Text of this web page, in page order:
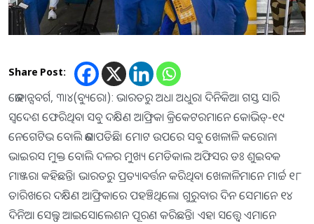
Share Post:
ଜୋହାନ୍ସବର୍ଗ, ୩।୪(ବ୍ୟୁରୋ): ଭାରତରୁ ଅଧା ଅଧୁରା ଦିନିକିଆ ଗସ୍ତ ସାରି
ସ୍ବଦେଶ ଫେରିଥିବା ସବୁ ଦକ୍ଷିଣ ଆଫ୍ରିକା କ୍ରିକେଟରମାନେ କୋଭିଡ୍‌-୧୯
ନେଗେଟିଭ ବୋଲି ଜଣାପଡିଛି। ମୋଟ ଉପରେ ସବୁ ଖେଳାଳି କରୋନା
ଭାଇରସ ମୁକ୍ତ ବୋଲି ଦଳର ମୁଖ୍ୟ ମେଡିକାଲ ଅଫିସର ଡଃ ଶୁଇବକ
ମାଞ୍ଜରା କହିଛନ୍ତି। ଭାରତରୁ ପ୍ରତ୍ୟାବର୍ତ୍ତନ କରିଥିବା ଖେଳାଳିମାନେ ମାର୍ଚ୍ଚ ୧୮
ତାରିଖରେ ଦକ୍ଷିଣ ଆଫ୍ରିକାରେ ପହଞ୍ଚିଥିଲେ। ଗୁରୁବାର ଦିନ ସେମାନେ ୧୪
ଦିନିଆ ସେଲ୍ଫ ଆଇସୋଲେଶନ ପୂରଣ କରିଛନ୍ତି। ଏହା ସତ୍ତ୍ୱେ ଏମାନେ